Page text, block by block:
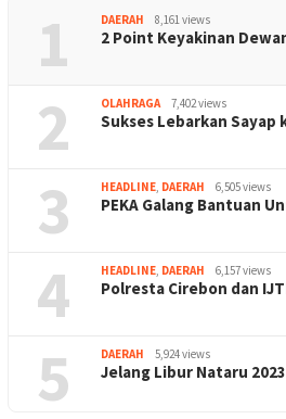
1 DAERAH 8,161 views
2 Point Keyakinan
2 OLAHRAGA 7,402 views
Sukses Lebarkan Sayap
3 HEADLINE DAERAH 6,505 views
PEKA Galang Bantuan
4 HEADLINE DAERAH 6,157 views
Polresta Cirebon dan
5 DAERAH 5,924 views
Jelang Libur Nataru